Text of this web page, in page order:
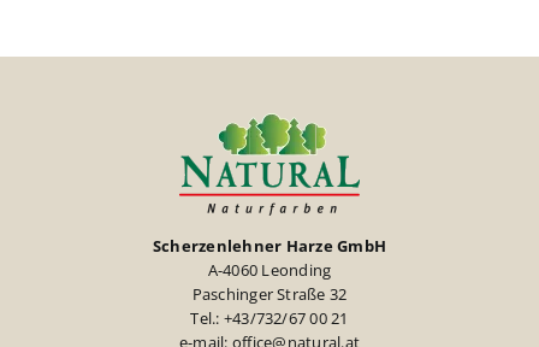
Scherzenlehner Harze GmbH
A-4060 Leonding
Paschinger Straße 32
Tel.: +43/732/67 00 21
e-mail: office@natural.at